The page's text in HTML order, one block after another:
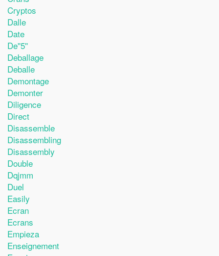
Cryptos
Dalle
Date
De''5''
Deballage
Deballe
Demontage
Demonter
Diligence
Direct
Disassemble
Disassembling
Disassembly
Double
Dqjmm
Duel
Easily
Ecran
Ecrans
Empieza
Enseignement